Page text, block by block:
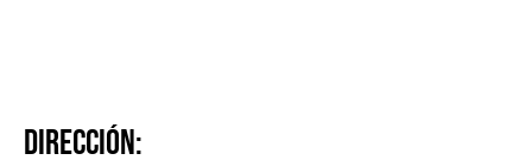
DIRECCIÓN: